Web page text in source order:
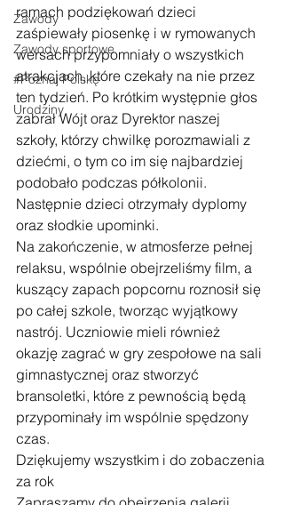
Zawody
Zawody sportowe
#Poznaj Polskę
Urodziny
ramach podziękowań dzieci
zaśpiewały piosenkę i w rymowanych
wersach przypomniały o wszystkich
atrakcjach, które czekały na nie przez
ten tydzień. Po krótkim występnie głos
zabrał Wójt oraz Dyrektor naszej
szkoły, którzy chwilkę porozmawiali z
dziećmi, o tym co im się najbardziej
podobało podczas półkolonii.
Następnie dzieci otrzymały dyplomy
oraz słodkie upominki.
Na zakończenie, w atmosferze pełnej
relaksu, wspólnie obejrzeliśmy film, a
kuszący zapach popcornu roznosił się
po całej szkole, tworząc wyjątkowy
nastrój. Uczniowie mieli również
okazję zagrać w gry zespołowe na sali
gimnastycznej oraz stworzyć
bransoletki, które z pewnością będą
przypominały im wspólnie spędzony
czas.
Dziękujemy wszystkim i do zobaczenia
za rok